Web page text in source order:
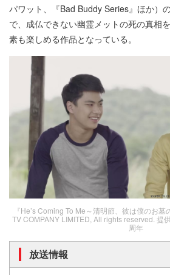
パワット、『Bad Buddy Series』ほか）
で、成仏できない幽霊メットの死の真相
素も楽しめる作品となっている。
『He’s Coming To Me～清明節、彼は僕のお
TV COMPANY LIMITED, All rights reserved. 提
周年
放送情報